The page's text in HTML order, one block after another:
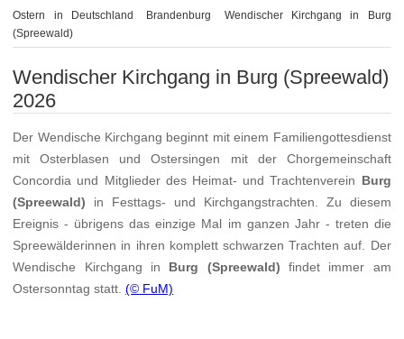
Ostern in Deutschland Brandenburg
Wendischer Kirchgang in Burg
(Spreewald)
Wendischer Kirchgang in Burg (Spreewald)
2026
Der Wendische Kirchgang beginnt mit einem Familiengottesdienst
mit Osterblasen und Ostersingen mit der Chorgemeinschaft
Concordia und Mitglieder des Heimat- und Trachtenverein Burg
(Spreewald) in Festtags- und Kirchgangstrachten. Zu diesem
Ereignis - übrigens das einzige Mal im ganzen Jahr - treten die
Spreewälderinnen in ihren komplett schwarzen Trachten auf. Der
Wendische Kirchgang in Burg (Spreewald) findet immer am
Ostersonntag statt.(© FuM)